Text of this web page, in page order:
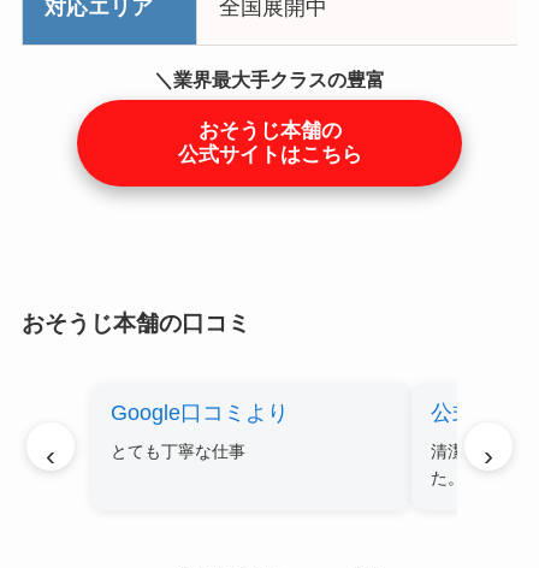
対応エリア 全国展開中
＼業界最大手クラスの豊富
おそうじ本舗の
公式サイトはこちら
おそうじ本舗の口コミ
‹
Google口コミより
とても丁寧な仕事
公式サイ
清潔、丁寧、
た。
›